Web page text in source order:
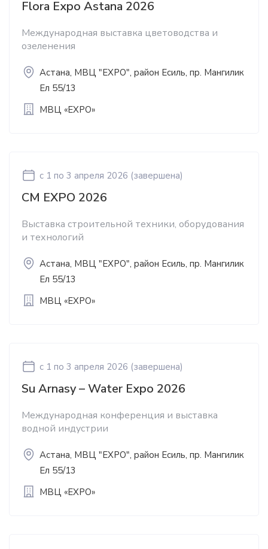
Flora Expo Astana 2026
Международная выставка цветоводства и
озеленения
Астана, МВЦ "EXPO", район Есиль, пр. Мангилик
Ел 55/13
МВЦ «EXPO»
c 1 по 3 апреля 2026 (завершена)
CM EXPO 2026
Выставка строительной техники, оборудования
и технологий
Астана, МВЦ "EXPO", район Есиль, пр. Мангилик
Ел 55/13
МВЦ «EXPO»
c 1 по 3 апреля 2026 (завершена)
Su Arnasy – Water Expo 2026
Международная конференция и выставка
водной индустрии
Астана, МВЦ "EXPO", район Есиль, пр. Мангилик
Ел 55/13
МВЦ «EXPO»